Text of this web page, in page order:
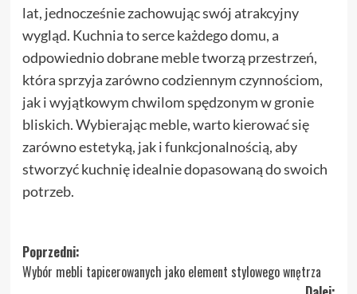
lat, jednocześnie zachowując swój atrakcyjny
wygląd. Kuchnia to serce każdego domu, a
odpowiednio dobrane meble tworzą przestrzeń,
która sprzyja zarówno codziennym czynnościom,
jak i wyjątkowym chwilom spędzonym w gronie
bliskich. Wybierając meble, warto kierować się
zarówno estetyką, jak i funkcjonalnością, aby
stworzyć kuchnię idealnie dopasowaną do swoich
potrzeb.
Zobacz
wpisy
Poprzedni:
Wybór mebli tapicerowanych jako element stylowego wnętrza